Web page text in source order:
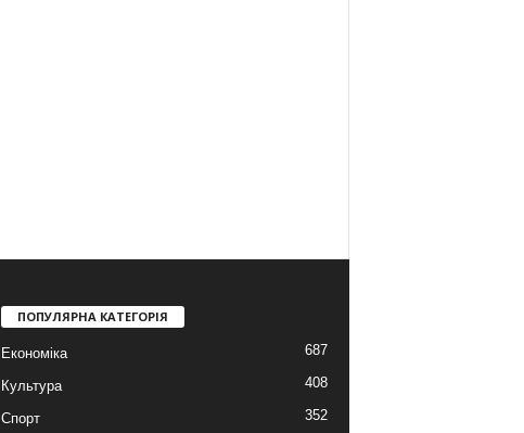
ПОПУЛЯРНА КАТЕГОРІЯ
Економіка 687
Культура 408
Спорт 352